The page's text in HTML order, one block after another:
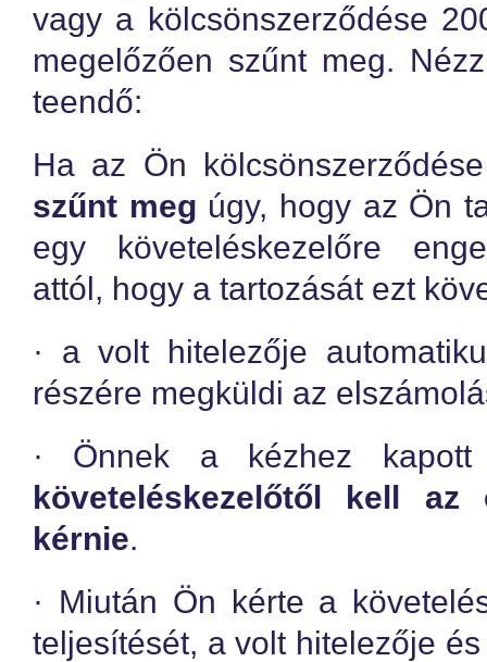
vagy a kölcsönszerződése
megelőzően szűnt meg.
teendő:
Ha az Ön
szűnt meg úgy, hogy az Ön
egy követeléskezelőre
attól, hogy a tartozását ezt
· a volt hitelezője
részére megküldi az
· Önnek a kézhez
követeléskezelőtől kell az
kérnie.
· Miután Ön kérte a
teljesítését, a volt hitelezője